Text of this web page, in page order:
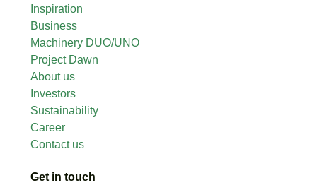
Inspiration
Business
Machinery DUO/UNO
Project Dawn
About us
Investors
Sustainability
Career
Contact us
Get in touch